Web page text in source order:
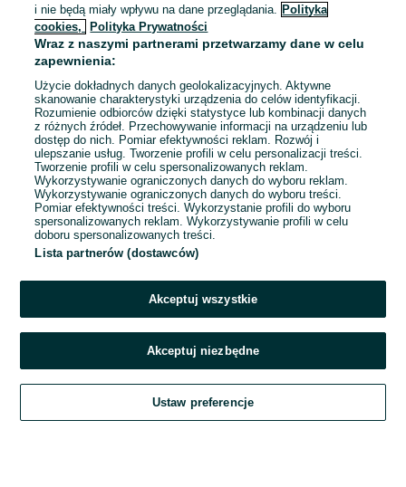
Kochanowice
03 sierpnia 2026
1 2 3 ... 10
Zadzwoń / SMS
Szukaj Obserwujesz Dodaj Czat Konto
i nie będą miały wpływu na dane przeglądania. Polityka
cookies,
Polityka Prywatności
Wraz z naszymi partnerami przetwarzamy dane w celu
zapewnienia:
Użycie dokładnych danych geolokalizacyjnych. Aktywne
skanowanie charakterystyki urządzenia do celów identyfikacji.
Rozumienie odbiorców dzięki statystyce lub kombinacji danych
z różnych źródeł. Przechowywanie informacji na urządzeniu lub
dostęp do nich. Pomiar efektywności reklam. Rozwój i
ulepszanie usług. Tworzenie profili w celu personalizacji treści.
Tworzenie profili w celu spersonalizowanych reklam.
Wykorzystywanie ograniczonych danych do wyboru reklam.
Wykorzystywanie ograniczonych danych do wyboru treści.
Pomiar efektywności treści. Wykorzystanie profili do wyboru
spersonalizowanych reklam. Wykorzystywanie profili w celu
doboru spersonalizowanych treści.
Lista partnerów (dostawców)
Akceptuj wszystkie
Akceptuj niezbędne
Ustaw preferencje